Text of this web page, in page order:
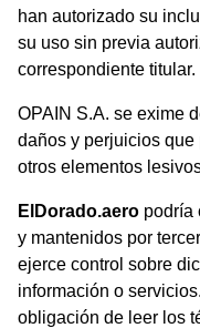
han autorizado su
su uso sin previa
correspondiente titular.
OPAIN S.A. se exime
daños y perjuicios
otros elementos
ElDorado.aero podría
y mantenidos por
ejerce control sobre
información o
obligación de leer los